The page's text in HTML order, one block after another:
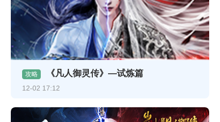
攻略 《凡人御灵传》—试炼篇
12-02 17:12